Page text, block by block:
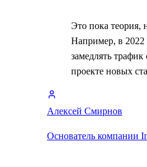
Это пока теория,
Например, в
замедлять
проекте новых
Алексей Смирнов
Основатель компании